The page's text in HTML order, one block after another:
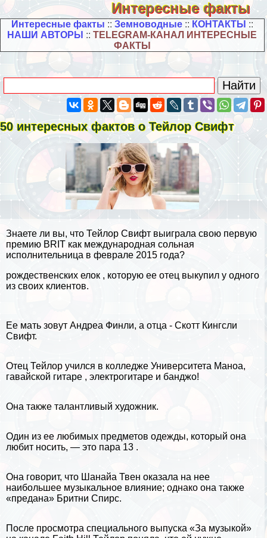
Интересные факты
Интересные факты :: Земноводные:: КОНТАКТЫ ::
НАШИ АВТОРЫ ::TELEGRAM-КАНАЛ ИНТЕРЕСНЫЕ
ФАКТЫ
50 интересных фактов о Тейлор Свифт
Знаете ли вы, что Тейлор Свифт выиграла свою первую
премию BRIT как международная сольная
исполнительница в феврале 2015 года?
рождественских елок , которую ее отец выкупил у одного
из своих клиентов.
Ее мать зовут Андреа Финли, а отца - Скотт Кингсли
Свифт.
Отец Тейлор учился в колледже Университета Маноа,
гавайской гитаре , электрогитаре и банджо!
Она также талантливый художник.
Один из ее любимых предметов одежды, который она
любит носить, — это пара 13 .
Она говорит, что Шанайа Твен оказала на нее
наибольшее музыкальное влияние; однако она также
«предана» Бритни Спирс.
После просмотра специального выпуска «За музыкой»